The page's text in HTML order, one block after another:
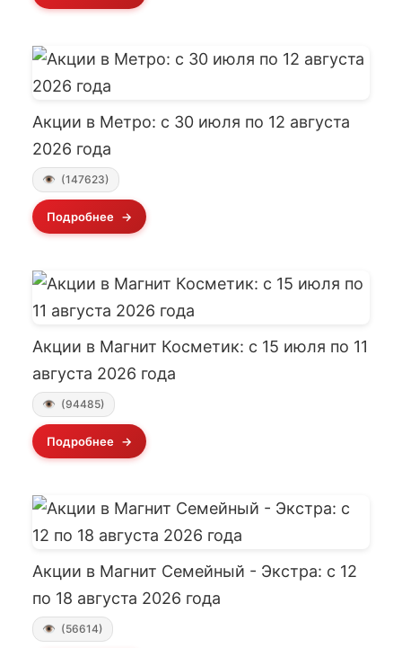
Акции в Метро: с 30 июля по 12 августа
2026 года
(147623)
Подробнее
Акции в Магнит Косметик: с 15 июля по 11
августа 2026 года
(94485)
Подробнее
Акции в Магнит Семейный - Экстра: с 12
по 18 августа 2026 года
(56614)